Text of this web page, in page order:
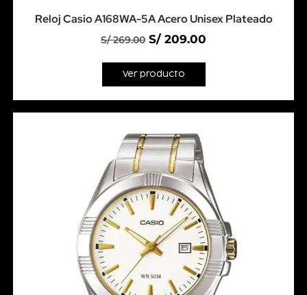
Reloj Casio A168WA-5A Acero Unisex Plateado
S/269.00 S/ 209.00
Ver producto